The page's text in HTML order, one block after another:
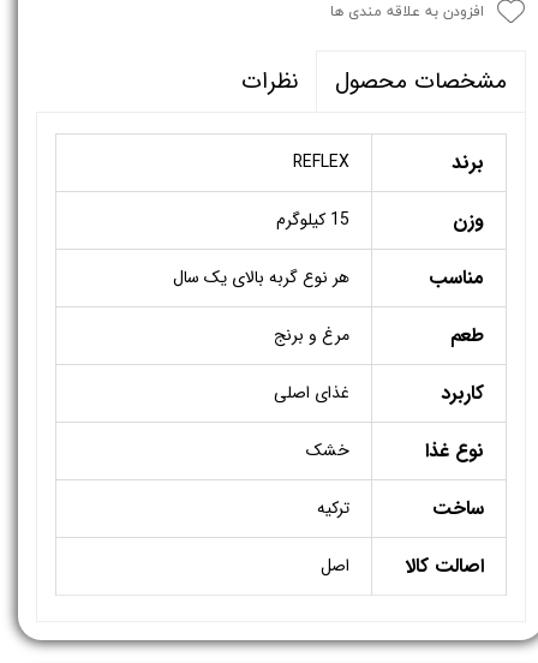
افزودن به علاقه مندی ها
مشخصات محصول نظرات
برند REFLEX
وزن 15 کیلوگرم
مناسب هر نوع گربه بالای یک سال
طعم مرغ و برنج
کاربرد غذای اصلی
نوع غذا خشک
ساخت ترکیه
اصالت کالا اصل